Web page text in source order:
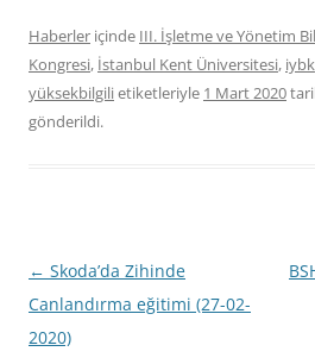
Haberler içinde III. İşletme ve Yönetim
Kongresi, İstanbul Kent Üniversitesi, iybk
yüksekbilgilietiketleriyle 1 Mart 2020
gönderildi.
Yazı
dolaşımı
← Skoda’da Zihinde
Canlandırma eğitimi (27-02-
2020)